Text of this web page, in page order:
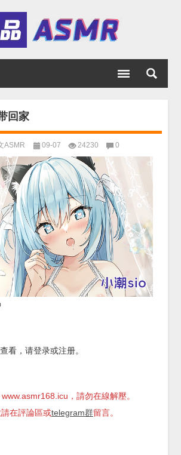
回家
ASMR 09-07 24230 0
看，请登录或注册。
，請勿在線解壓。
在評論區或telegram群留言。